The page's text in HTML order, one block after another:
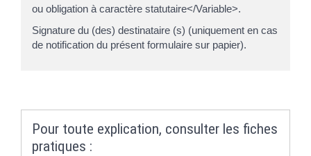
ou obligation à caractère statutaire</Variable>.
Signature du (des) destinataire (s) (uniquement en cas
de notification du présent formulaire sur papier).
Pour toute explication, consulter les fiches
pratiques :